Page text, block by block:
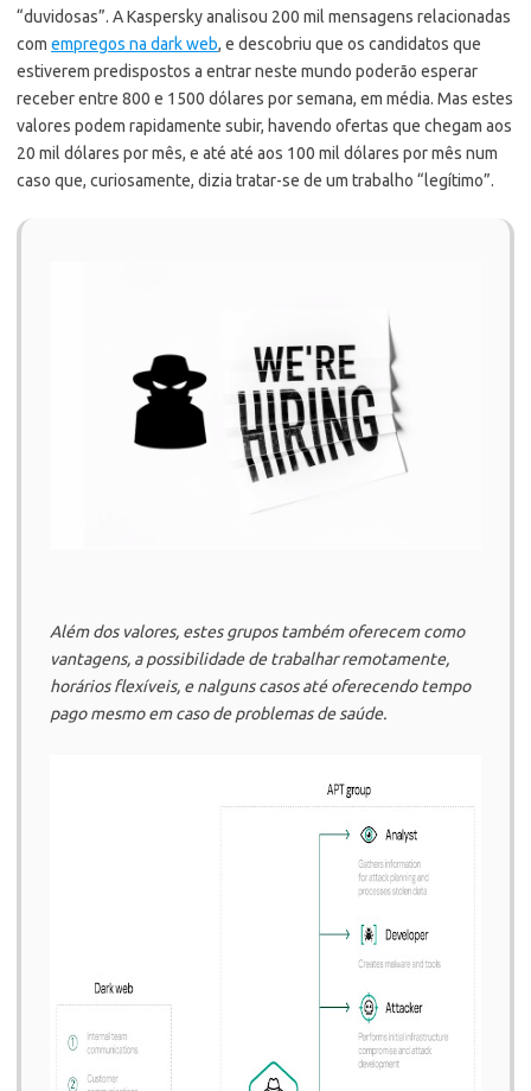
“duvidosas”. A Kaspersky analisou 200 mil mensagens relacionadas
com empregos na dark web, e descobriu que os candidatos que
estiverem predispostos a entrar neste mundo poderão esperar
receber entre 800 e 1500 dólares por semana, em média. Mas estes
valores podem rapidamente subir, havendo ofertas que chegam aos
20 mil dólares por mês, e até até aos 100 mil dólares por mês num
caso que, curiosamente, dizia tratar-se de um trabalho “legítimo”.
Além dos valores, estes grupos também oferecem como
vantagens, a possibilidade de trabalhar remotamente,
horários flexíveis, e nalguns casos até oferecendo tempo
pago mesmo em caso de problemas de saúde.